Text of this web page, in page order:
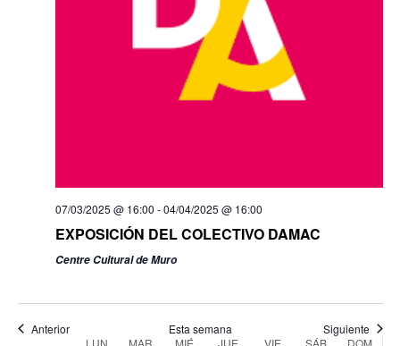
07/03/2025 @ 16:00 -04/04/2025 @ 16:00
EXPOSICIÓN DEL COLECTIVO DAMAC
Centre Cultural de Muro
Anterior Esta semana Siguiente
LUN MAR MIÉ JUE VIE SÁB DOM
01:00
02:00
17,
2025
on
this
day.
18,
2025
19,
2025
on
this
day.
20,
2025
on
this
21,
2025
on
this
22, 23,